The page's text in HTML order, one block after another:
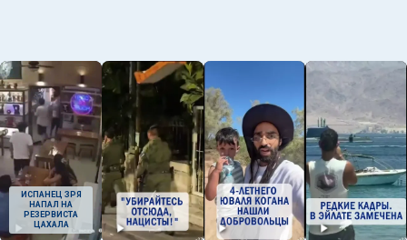
ИСПАНЕЦ ЗРЯ
НАПАЛ НА
РЕЗЕРВИСТА
ЦАХАЛА